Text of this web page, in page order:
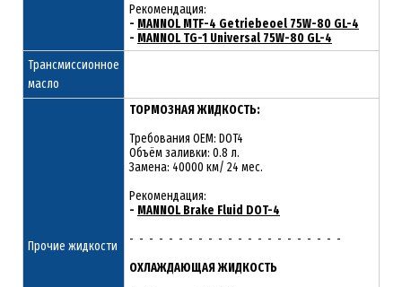
Рекомендация:
- MANNOL MTF-4 Getriebeoel 75W-80 GL-4
- MANNOL TG-1 Universal 75W-80 GL-4
Трансмиссионное
масло
Прочие жидкости
ТОРМОЗНАЯ ЖИДКОСТЬ:
Требования OEM: DOT4
Объём заливки: 0.8 л.
Замена: 40000 км/ 24 мес.
Рекомендация:
- MANNOL Brake Fluid DOT-4
- - - - - - - - - - - - - - - - - - - - - -
ОХЛАЖДАЮЩАЯ ЖИДКОСТЬ